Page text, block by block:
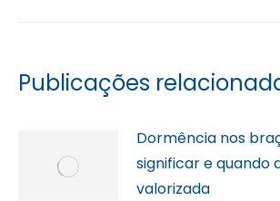
Publicações
Dormência nos
significar e quando
valorizada